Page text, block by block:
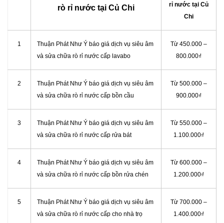
rò rỉ nước tại Củ Chi
rỉ nước tại Củ
Chi
1
Thuận Phát Như Ý báo giá dịch vụ siêu âm
và sửa chữa rò rỉ nước cấp lavabo
Từ 450.000 –
800.000₫
2
Thuận Phát Như Ý báo giá dịch vụ siêu âm
và sửa chữa rò rỉ nước cấp bồn cầu
Từ 500.000 –
900.000₫
3
Thuận Phát Như Ý báo giá dịch vụ siêu âm
và sửa chữa rò rỉ nước cấp rửa bát
Từ 550.000 –
1.100.000₫
4
Thuận Phát Như Ý báo giá dịch vụ siêu âm
và sửa chữa rò rỉ nước cấp bồn rửa chén
Từ 600.000 –
1.200.000₫
5
Thuận Phát Như Ý báo giá dịch vụ siêu âm
và sửa chữa rò rỉ nước cấp cho nhà trọ
Từ 700.000 –
1.400.000₫